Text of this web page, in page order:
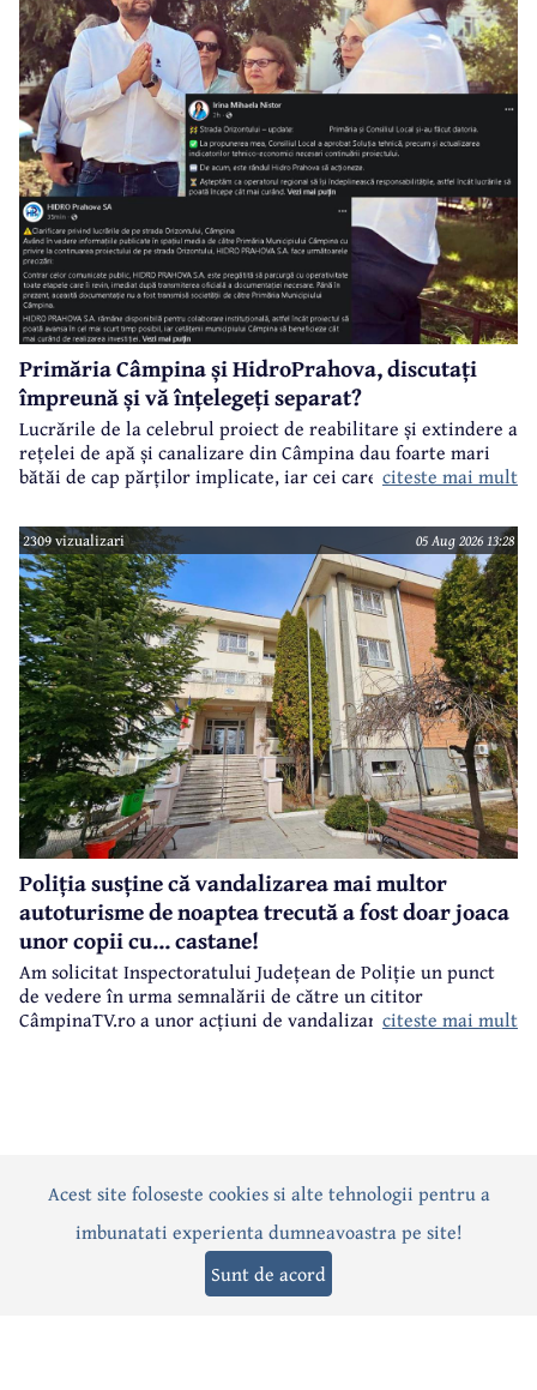
Primăria Câmpina și HidroPrahova, discutați
împreună și vă înțelegeți separat?
Lucrările de la celebrul proiect de reabilitare și extindere a
rețelei de apă și canalizare din Câmpina dau foarte mari
bătăi de cap părților implicate, iar cei care suferă sunt
Orizontului.
citeste mai mult
2309 vizualizari 05 Aug 2026 13:28
Poliția susține că vandalizarea mai multor
autoturisme de noaptea trecută a fost doar joaca
unor copii cu... castane!
Am solicitat Inspectoratului Județean de Poliție un punct
de vedere în urma semnalării de către un cititor
CâmpinaTV.ro a unor acțiuni de vandalizare a unorciteste mai mult
ActualitatePoliticăSocialEvenimentInterviuri
Editorial Sport Anunțuri
Acest site foloseste cookies si alte tehnologii pentru a
imbunatati experienta dumneavoastra pe site!
Sunt de acord